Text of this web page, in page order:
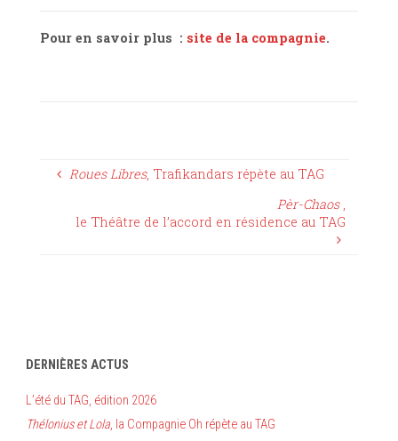
Pour en savoir plus : site de la compagnie.
Roues Libres, Trafikandars répète au TAG
Pèr-Chaos ,
le Théâtre de l’accord en résidence au TAG
DERNIÈRES ACTUS
L’été du TAG, édition 2026
Thélonius et Lola, la Compagnie Oh répète au TAG